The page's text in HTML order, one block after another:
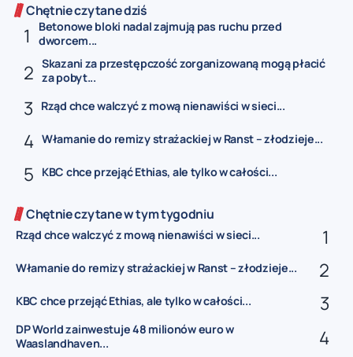
Chętnie czytane dziś
Betonowe bloki nadal zajmują pas ruchu przed
dworcem...
Skazani za przestępczość zorganizowaną mogą płacić
za pobyt...
Rząd chce walczyć z mową nienawiści w sieci...
Włamanie do remizy strażackiej w Ranst – złodzieje...
KBC chce przejąć Ethias, ale tylko w całości...
Chętnie czytane w tym tygodniu
Rząd chce walczyć z mową nienawiści w sieci...
Włamanie do remizy strażackiej w Ranst – złodzieje...
KBC chce przejąć Ethias, ale tylko w całości...
DP World zainwestuje 48 milionów euro w
Waaslandhaven...